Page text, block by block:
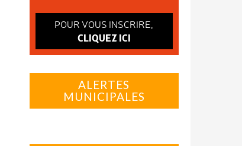
POUR VOUS INSCRIRE,
CLIQUEZ ICI
ALERTES
MUNICIPALES